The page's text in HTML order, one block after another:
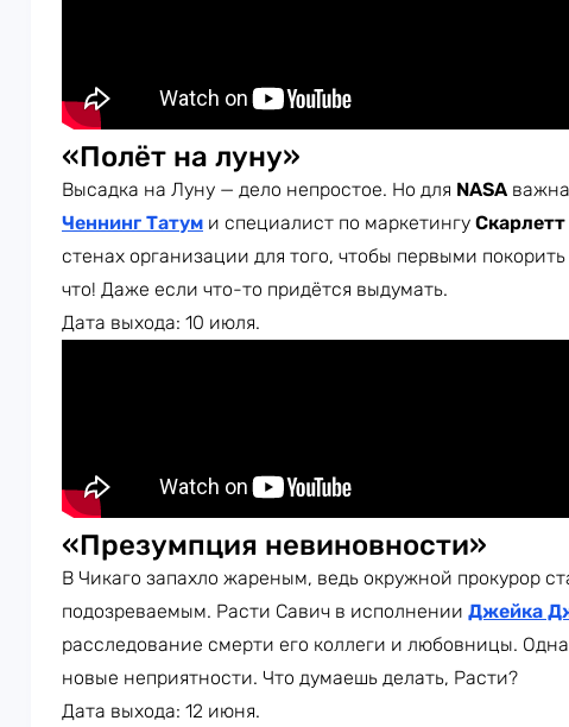
«Полёт на луну»
Высадка на Луну — дело непростое. Но для NASA
Ченнинг Татум и специалист по маркетингу
стенах организации для того, чтобы первыми
что! Даже если что-то придётся выдумать.
Дата выхода: 10 июля.
«Презумпция невиновности»
В Чикаго запахло жареным, ведь окружной прокурор
подозреваемым. Расти Савич в исполнении Джейка
расследование смерти его коллеги и любовницы.
новые неприятности. Что думаешь делать, Расти?
Дата выхода: 12 июня.